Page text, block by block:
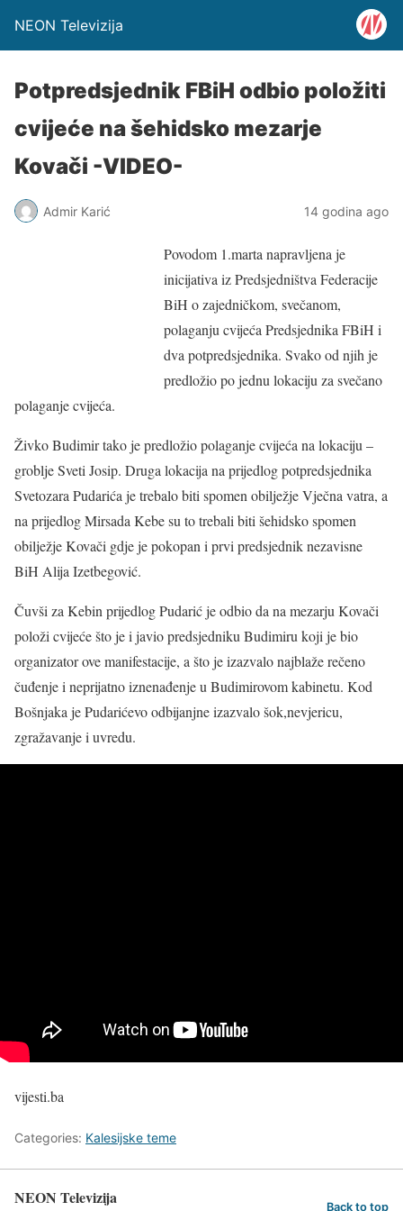
NEON Televizija
Potpredsjednik FBiH odbio položiti
cvijeće na šehidsko mezarje
Kovači -VIDEO-
Admir Karić 14 godina ago
Povodom 1.marta napravljena je
inicijativa iz Predsjedništva Federacije
BiH o zajedničkom, svečanom,
polaganju cvijeća Predsjednika FBiH i
dva potpredsjednika. Svako od njih je
predložio po jednu lokaciju za svečano
polaganje cvijeća.
Živko Budimir tako je predložio polaganje cvijeća na lokaciju –
groblje Sveti Josip. Druga lokacija na prijedlog potpredsjednika
Svetozara Pudarića je trebalo biti spomen obilježje Vječna vatra, a
na prijedlog Mirsada Kebe su to trebali biti šehidsko spomen
obilježje Kovači gdje je pokopan i prvi predsjednik nezavisne
BiH Alija Izetbegović.
Čuvši za Kebin prijedlog Pudarić je odbio da na mezarju Kovači
položi cvijeće što je i javio predsjedniku Budimiru koji je bio
organizator ove manifestacije, a što je izazvalo najblaže rečeno
čuđenje i neprijatno iznenađenje u Budimirovom kabinetu. Kod
Bošnjaka je Pudarićevo odbijanjne izazvalo šok,nevjericu,
zgražavanje i uvredu.
vijesti.ba
Categories: Kalesijske teme
NEON Televizija Back to top